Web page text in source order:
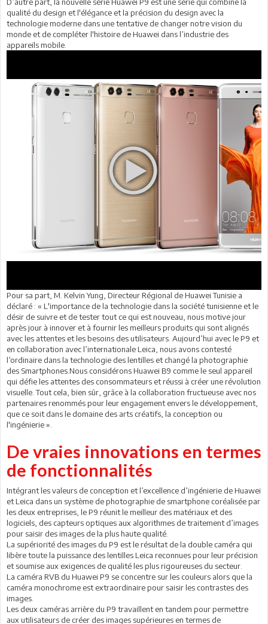
qualité du design et l'élégance et la précision du design avec la
technologie moderne dans une tentative de changer notre vision du
monde et de compléter l'histoire de Huawei dans l’industrie des
appareils mobile.
Pour sa part, M. Kelvin Yung, Directeur Régional de Huawei Tunisie a
déclaré : « L'importance de la technologie dans la société tunisienne et le
désir de suivre et de tester tout ce qui est nouveau, nous motive jour
après jour à innover et à fournir les meilleurs produits qui sont alignés
avec les attentes et les besoins des utilisateurs. Aujourd’hui avec le P9 et
en collaboration avec l’internationale Leica, nous avons contesté
l’ordinaire dans la technologie des lentilles et changé la photographie
des Smartphones.Nous considérons Huawei B9 comme le seul appareil
qui défie les attentes des consommateurs et réussi à créer une révolution
visuelle. Tout cela, bien sûr, grâce à la collaboration fructueuse avec nos
partenaires renommés pour leur engagement envers le développement,
que ce soit dans le domaine des arts créatifs, la conception ou
l'ingénierie ».
De vraies innovations en termes
de fonctionnalités
Intégrant les valeurs de conception et l’excellence d’ingénierie de Huawei
et Leica dans un système de photographie de smartphone coréalisée par
les deux entreprises, le P9 réunit le meilleur des matériaux et des
logiciels, des capteurs optiques aux algorithmes de traitement d’images
pour saisir des images de la plus haute qualité.
La supériorité des images du P9 est le résultat de la double caméra qui
libère toute la puissance des lentilles Leica reconnues pour leur précision
et soumise aux exigences de qualité les plus rigoureuses du secteur.
La caméra RVB du Huawei P9 se concentre sur les couleurs alors que la
caméra monochrome est extraordinaire pour saisir les contrastes des
images.
Les deux caméras arrière du P9 travaillent en tandem pour permettre
aux utilisateurs de créer des images supérieures en termes de